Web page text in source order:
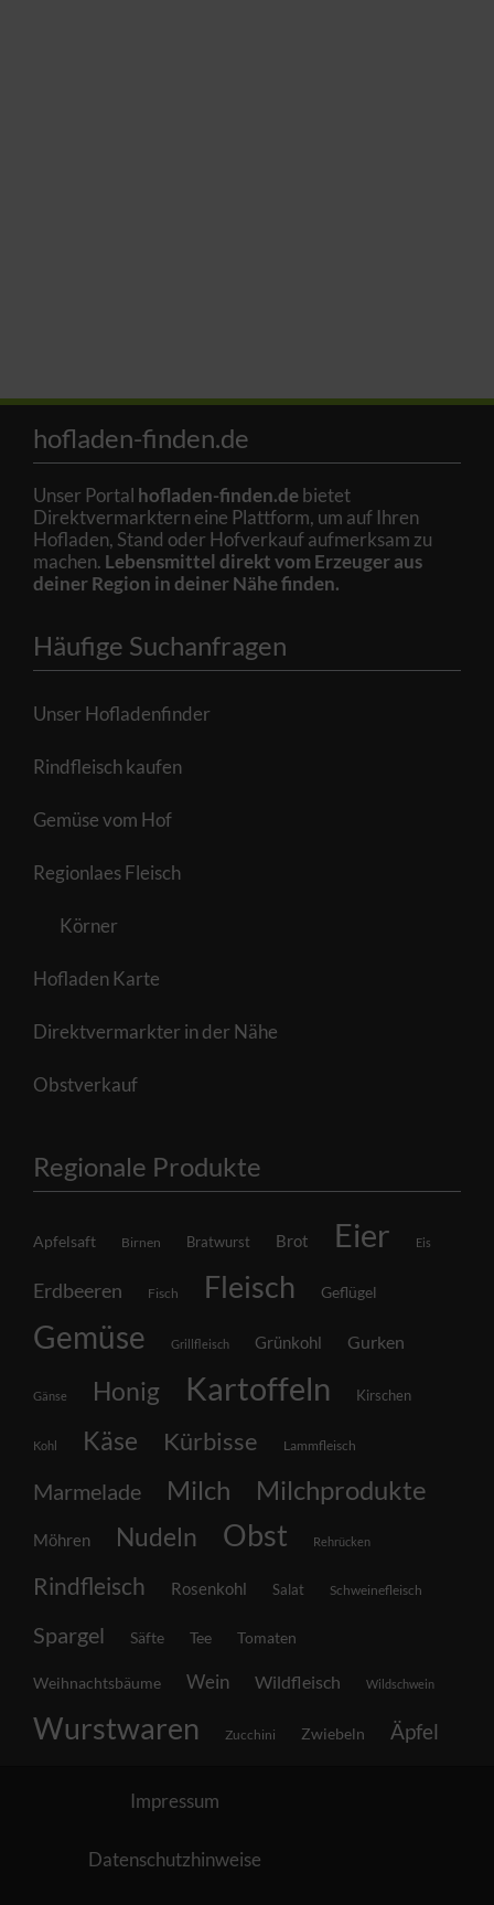
hofladen-finden.de
Unser Portal hofladen-finden.debietet
Direktvermarktern eine Plattform, um auf Ihren
Hofladen, Stand oder Hofverkauf aufmerksam zu
machen. Lebensmittel direkt vom Erzeuger aus
deiner Region in deiner Nähe finden.
Häufige Suchanfragen
Unser Hofladenfinder
Rindfleisch kaufen
Gemüse vom Hof
Regionlaes Fleisch
Körner
Hofladen Karte
Direktvermarkter in der Nähe
Obstverkauf
Regionale Produkte
Apfelsaft Birnen Bratwurst Brot Eier Eis
Erdbeeren Fisch Fleisch Geflügel
Gemüse Grillfleisch Grünkohl Gurken
Gänse Honig Kartoffeln Kirschen
Kohl Käse Kürbisse Lammfleisch
Marmelade Milch Milchprodukte
Möhren Nudeln Obst Rehrücken
Rindfleisch Rosenkohl Salat Schweinefleisch
Spargel Säfte Tee Tomaten
Weihnachtsbäume Wein Wildfleisch Wildschwein
Wurstwaren Zucchini Zwiebeln Äpfel
Impressum
Datenschutzhinweise